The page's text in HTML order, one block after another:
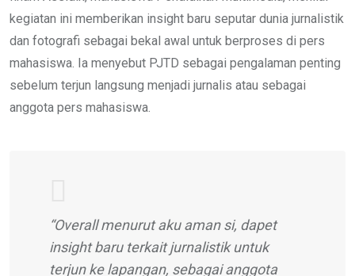
kegiatan ini memberikan insight baru seputar dunia jurnalistik
dan fotografi sebagai bekal awal untuk berproses di pers
mahasiswa. Ia menyebut PJTD sebagai pengalaman penting
sebelum terjun langsung menjadi jurnalis atau sebagai
anggota pers mahasiswa.
“Overall menurut aku aman si, dapet
insight baru terkait jurnalistik untuk
terjun ke lapangan, sebagai anggota